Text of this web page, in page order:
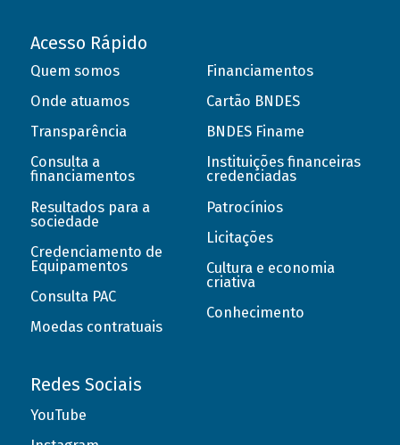
Acesso Rápido
Quem somos
Onde atuamos
Transparência
Consulta a
financiamentos
Resultados para a
sociedade
Credenciamento de
Equipamentos
Consulta PAC
Moedas contratuais
Financiamentos
Cartão BNDES
BNDES Finame
Instituições financeiras
credenciadas
Patrocínios
Licitações
Cultura e economia
criativa
Conhecimento
Redes Sociais
YouTube